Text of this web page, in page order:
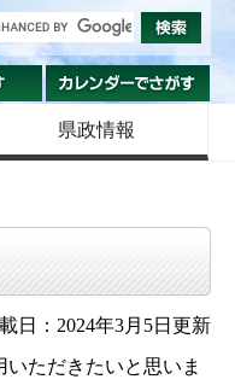
組織でさがす
県政情報
日：2024年3月5日更新
ただきたいと思いま